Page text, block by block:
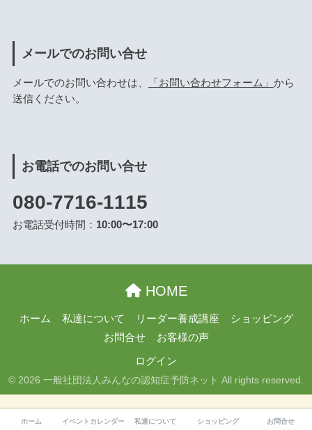
メールでのお問い合せ
メールでのお問い合わせは、 「お問い合わせフォーム」 から
送信ください。
お電話でのお問い合せ
080-7716-1115
お電話受付時間： 10:00〜17:00
HOME
ホーム 私達について リーダー養成講座
ショッピング
お問合せ
お客様の声
ログイン
© 2026 一般社団法人みんなの認知症予防ネット All rights reserved.
ホーム イベントカレンダー 私達について ショッピング お問合せ